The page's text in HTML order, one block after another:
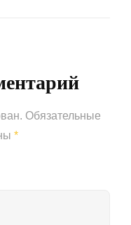
Обязательные
*